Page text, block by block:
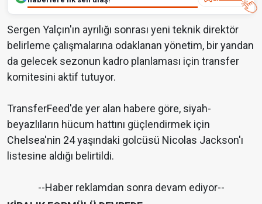
Sergen Yalçın'ın ayrılığı sonrası yeni teknik direktör
belirleme çalışmalarına odaklanan yönetim, bir yandan
da gelecek sezonun kadro planlaması için transfer
komitesini aktif tutuyor.
TransferFeed'de yer alan habere göre, siyah-
beyazlıların hücum hattını güçlendirmek için
Chelsea'nin 24 yaşındaki golcüsü Nicolas Jackson'ı
listesine aldığı belirtildi.
--Haber reklamdan sonra devam ediyor--